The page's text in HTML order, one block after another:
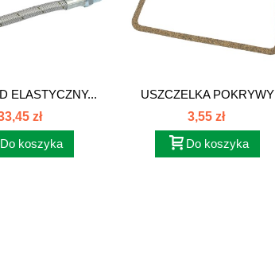
ELASTYCZNY...
zł
Do koszyka
USZCZELKA POKRYWY
ZAWORÓW...
3,55 zł
Do koszyka